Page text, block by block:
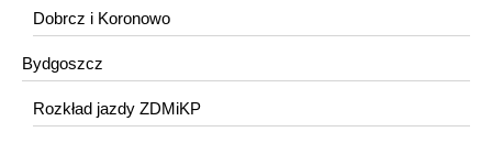
Dobrcz i Koronowo
Bydgoszcz
Rozkład jazdy ZDMiKP